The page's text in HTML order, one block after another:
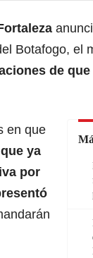
Botafogo, el
de
en que
que ya
por